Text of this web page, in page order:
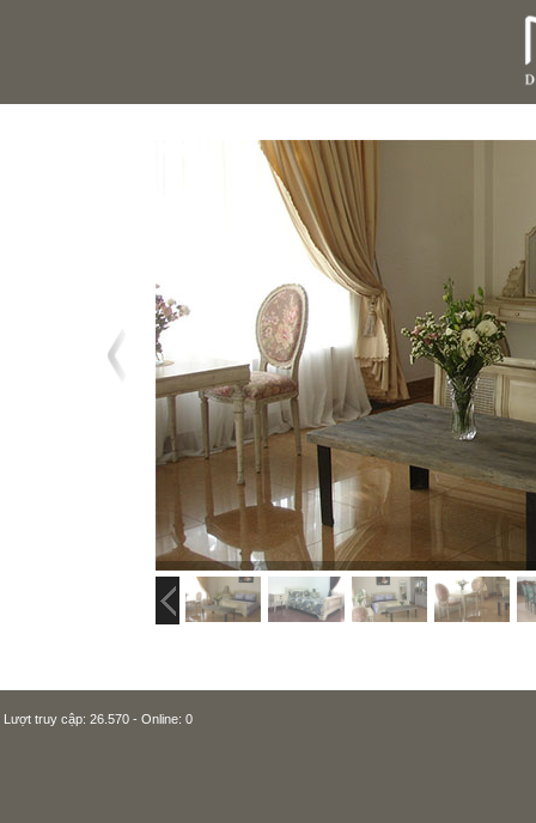
Lượt truy cập: 26.570 - Online: 0